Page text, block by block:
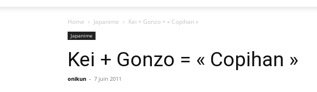
Home Japanime Kei + Gonzo = « Copihan »
Japanime
Kei + Gonzo = « Copihan »
onikun - 7 juin 2011